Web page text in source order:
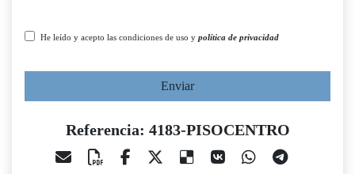
He leído y acepto las condiciones de uso y política de privacidad
Enviar
Referencia: 4183-PISOCENTRO